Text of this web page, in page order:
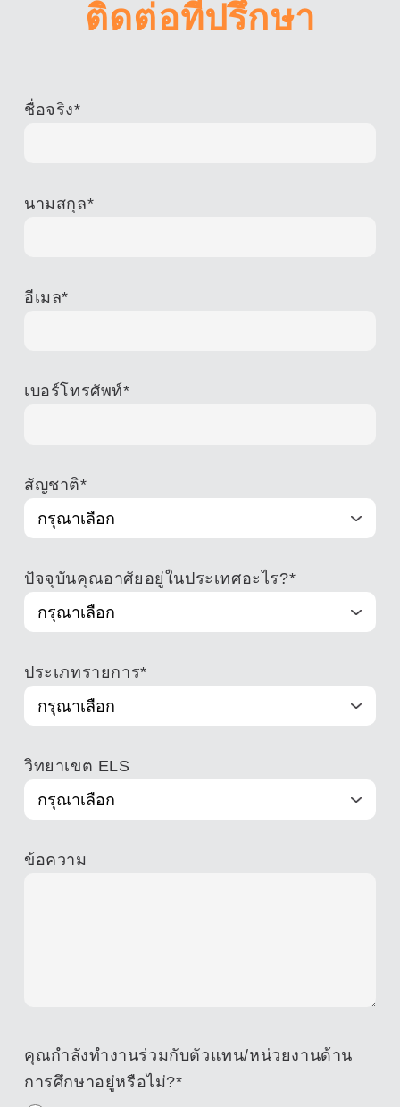
ติดต่อที่ปรึกษา
ชื่อจริง*
นามสกุล*
อีเมล*
เบอร์โทรศัพท์*
สัญชาติ*
ปัจจุบันคุณอาศัยอยู่ในประเทศอะไร?*
ประเภทรายการ*
วิทยาเขต ELS
ข้อความ
คุณกำลังทำงานร่วมกับตัวแทน/หน่วยงานด้าน
การศึกษาอยู่หรือไม่?*